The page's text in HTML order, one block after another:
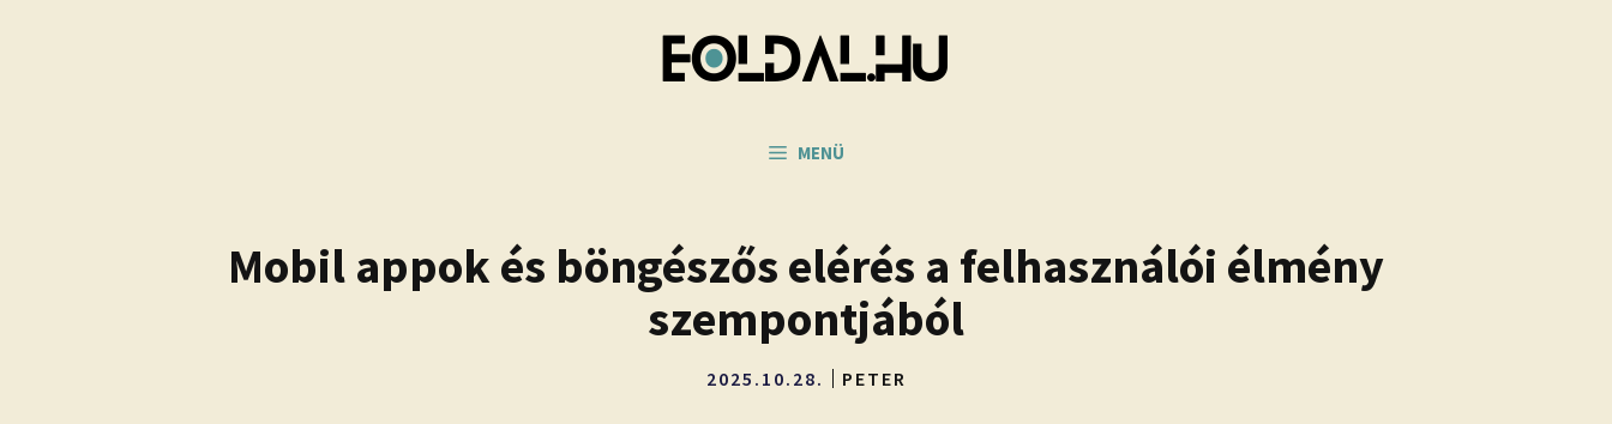
MENÜ
Mobil appok és böngészős elérés a felhasználói élmény
szempontjából
2025.10.28. PETER